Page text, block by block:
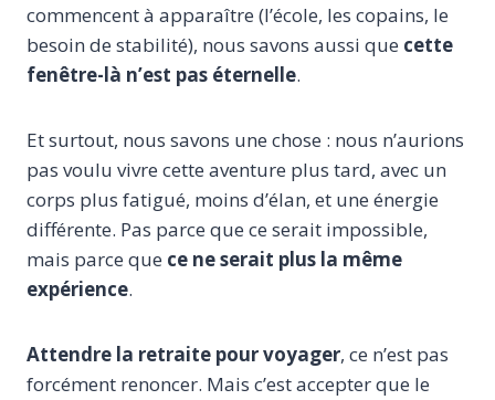
commencent à apparaître (l’école, les copains, le
besoin de stabilité), nous savons aussi que cette
fenêtre-là n’est pas éternelle.
Et surtout, nous savons une chose : nous n’aurions
pas voulu vivre cette aventure plus tard, avec un
corps plus fatigué, moins d’élan, et une énergie
différente. Pas parce que ce serait impossible,
mais parce que ce ne serait plus la même
expérience.
Attendre la retraite pour voyager, ce n’est pas
forcément renoncer. Mais c’est accepter que le